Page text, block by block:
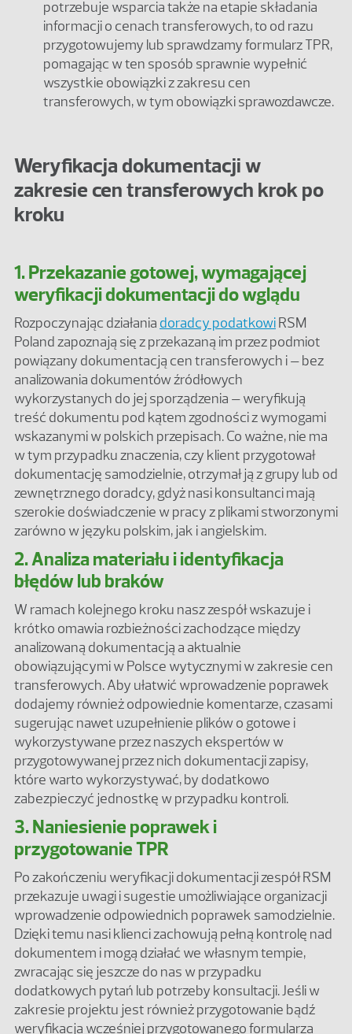
potrzebuje wsparcia także na etapie składania
informacji o cenach transferowych, to od razu
przygotowujemy lub sprawdzamy formularz TPR,
pomagając w ten sposób sprawnie wypełnić
wszystkie obowiązki z zakresu cen
transferowych, w tym obowiązki sprawozdawcze.
Weryfikacja dokumentacji w
zakresie cen transferowych krok po
kroku
1. Przekazanie gotowej, wymagającej
weryfikacji dokumentacji do wglądu
Rozpoczynając działania doradcy podatkowiRSM
Poland zapoznają się z przekazaną im przez podmiot
powiązany dokumentacją cen transferowych i – bez
analizowania dokumentów źródłowych
wykorzystanych do jej sporządzenia – weryfikują
treść dokumentu pod kątem zgodności z wymogami
wskazanymi w polskich przepisach. Co ważne, nie ma
w tym przypadku znaczenia, czy klient przygotował
dokumentację samodzielnie, otrzymał ją z grupy lub od
zewnętrznego doradcy, gdyż nasi konsultanci mają
szerokie doświadczenie w pracy z plikami stworzonymi
zarówno w języku polskim, jak i angielskim.
2. Analiza materiału i identyfikacja
błędów lub braków
W ramach kolejnego kroku nasz zespół wskazuje i
krótko omawia rozbieżności zachodzące między
analizowaną dokumentacją a aktualnie
obowiązującymi w Polsce wytycznymi w zakresie cen
transferowych. Aby ułatwić wprowadzenie poprawek
dodajemy również odpowiednie komentarze, czasami
sugerując nawet uzupełnienie plików o gotowe i
wykorzystywane przez naszych ekspertów w
przygotowywanej przez nich dokumentacji zapisy,
które warto wykorzystywać, by dodatkowo
zabezpieczyć jednostkę w przypadku kontroli.
3. Naniesienie poprawek i
przygotowanie TPR
Po zakończeniu weryfikacji dokumentacji zespół RSM
przekazuje uwagi i sugestie umożliwiające organizacji
wprowadzenie odpowiednich poprawek samodzielnie.
Dzięki temu nasi klienci zachowują pełną kontrolę nad
dokumentem i mogą działać we własnym tempie,
zwracając się jeszcze do nas w przypadku
dodatkowych pytań lub potrzeby konsultacji. Jeśli w
zakresie projektu jest również przygotowanie bądź
weryfikacja wcześniej przygotowanego formularza